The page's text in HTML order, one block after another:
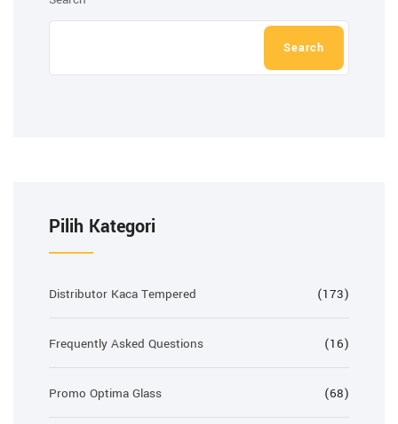
Search
Pilih Kategori
Distributor Kaca Tempered (173)
Frequently Asked Questions (16)
Promo Optima Glass (68)